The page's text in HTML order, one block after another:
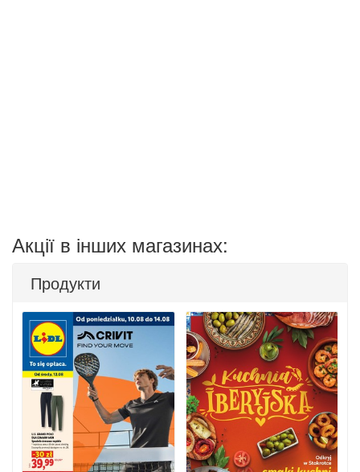
Акції в інших магазинах:
Продукти